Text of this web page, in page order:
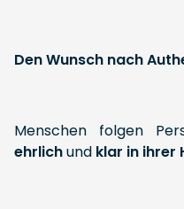
Den Wunsch nach
Menschen folgen
ehrlichund klar in ihrer